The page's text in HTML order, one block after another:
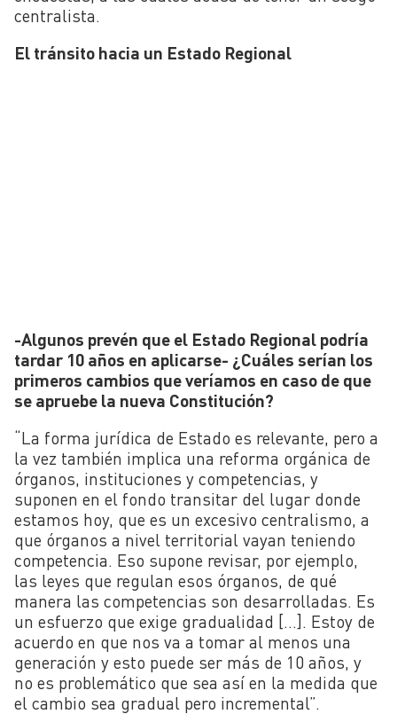
centralista.
El tránsito hacia un Estado Regional
-Algunos prevén que el Estado Regional podría
tardar 10 años en aplicarse- ¿Cuáles serían los
primeros cambios que veríamos en caso de que
se apruebe la nueva Constitución?
“La forma jurídica de Estado es relevante, pero a
la vez también implica una reforma orgánica de
órganos, instituciones y competencias, y
suponen en el fondo transitar del lugar donde
estamos hoy, que es un excesivo centralismo, a
que órganos a nivel territorial vayan teniendo
competencia. Eso supone revisar, por ejemplo,
las leyes que regulan esos órganos, de qué
manera las competencias son desarrolladas. Es
un esfuerzo que exige gradualidad […]. Estoy de
acuerdo en que nos va a tomar al menos una
generación y esto puede ser más de 10 años, y
no es problemático que sea así en la medida que
el cambio sea gradual pero incremental”.